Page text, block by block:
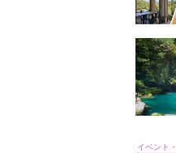
イベント